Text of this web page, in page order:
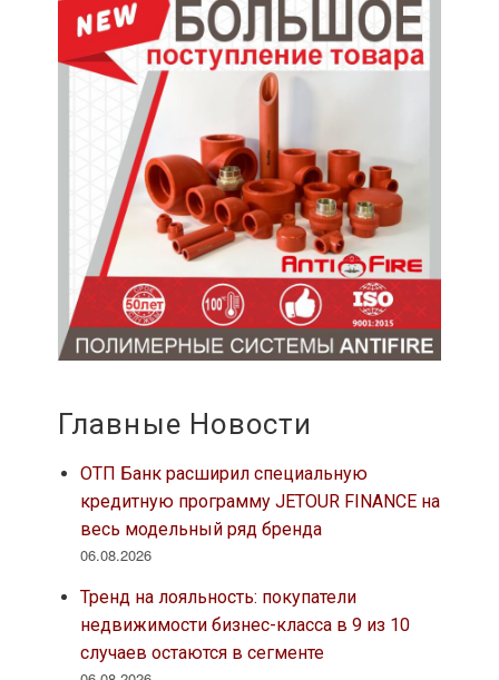
Главные Новости
ОТП Банк расширил специальную
кредитную программу JETOUR FINANCE на
весь модельный ряд бренда
06.08.2026
Тренд на лояльность: покупатели
недвижимости бизнес-класса в 9 из 10
случаев остаются в сегменте